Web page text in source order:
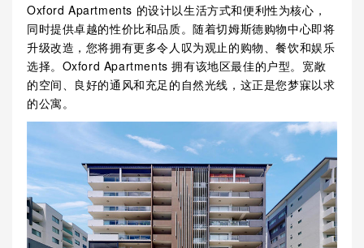
Oxford Apartments 的设计以生活方式和便利性为核心，
同时提供卓越的性价比和品质。随着切姆斯德购物中心即将
升级改造，您将拥有更多令人叹为观止的购物、餐饮和娱乐
选择。Oxford Apartments 拥有该地区最佳的户型。宽敞
的空间、良好的通风和充足的自然光线，这正是您梦寐以求
的公寓。